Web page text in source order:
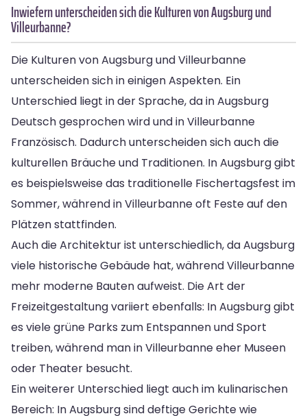
Inwiefern unterscheiden sich die Kulturen von Augsburg und
Villeurbanne?
Die Kulturen von Augsburg und Villeurbanne
unterscheiden sich in einigen Aspekten. Ein
Unterschied liegt in der Sprache, da in Augsburg
Deutsch gesprochen wird und in Villeurbanne
Französisch. Dadurch unterscheiden sich auch die
kulturellen Bräuche und Traditionen. In Augsburg gibt
es beispielsweise das traditionelle Fischertagsfest im
Sommer, während in Villeurbanne oft Feste auf den
Plätzen stattfinden.
Auch die Architektur ist unterschiedlich, da Augsburg
viele historische Gebäude hat, während Villeurbanne
mehr moderne Bauten aufweist. Die Art der
Freizeitgestaltung variiert ebenfalls: In Augsburg gibt
es viele grüne Parks zum Entspannen und Sport
treiben, während man in Villeurbanne eher Museen
oder Theater besucht.
Ein weiterer Unterschied liegt auch im kulinarischen
Bereich: In Augsburg sind deftige Gerichte wie